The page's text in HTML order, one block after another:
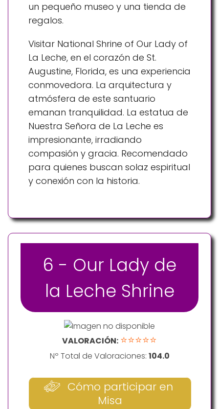
un pequeño museo y una tienda de
regalos.
Visitar National Shrine of Our Lady of
La Leche, en el corazón de St.
Augustine, Florida, es una experiencia
conmovedora. La arquitectura y
atmósfera de este santuario
emanan tranquilidad. La estatua de
Nuestra Señora de La Leche es
impresionante, irradiando
compasión y gracia. Recomendado
para quienes buscan solaz espiritual
y conexión con la historia.
6 - Our Lady de
la Leche Shrine
VALORACIÓN: ⭐⭐⭐⭐⭐
Nº Total de Valoraciones: 104.0
Cómo participar en
Misa